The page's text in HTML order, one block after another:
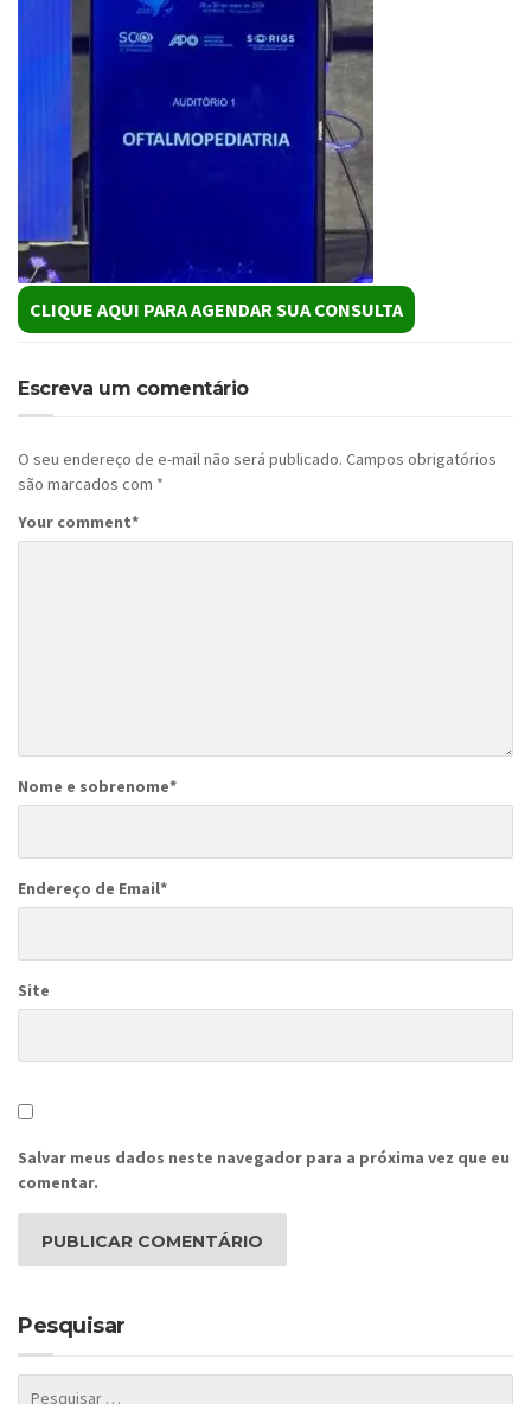
CLIQUE AQUI PARA AGENDAR SUA CONSULTA
Escreva um comentário
O seu endereço de e-mail não será publicado. Campos obrigatórios
são marcados com *
Your comment*
Nome e sobrenome*
Endereço de Email*
Site
Salvar meus dados neste navegador para a próxima vez que eu
comentar.
Pesquisar